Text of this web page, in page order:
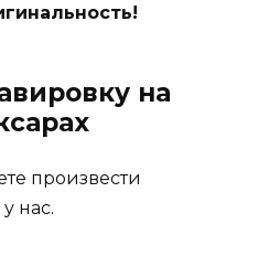
на
произвести
нас.